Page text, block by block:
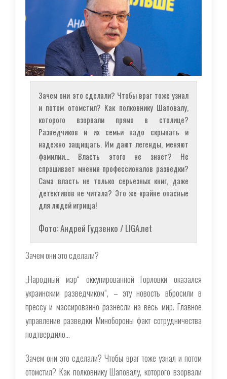
Зачем они это сделали? Чтобы враг тоже узнал
и потом отомстил? Как полковнику Шаповалу,
которого взорвали прямо в столице?
Разведчиков и их семьи надо скрывать и
надежно защищать. Им дают легенды, меняют
фамилии... Власть этого не знает? Не
спрашивает мнения профессионалов разведки?
Сама власть не только серьезных книг, даже
детективов не читала? Это же крайне опасные
для людей игрища!
Фото: Андрей Гудзенко / LIGA.net
Зачем они это сделали?
„Народный мэр“ оккупированной Горловки оказался
украинским разведчиком“, – эту новость вбросили в
прессу и массированно разнесли на весь мир. Главное
управление разведки Минобороны факт сотрудничества
подтвердило...
Зачем они это сделали? Чтобы враг тоже узнал и потом
отомстил? Как полковнику Шаповалу, которого взорвали